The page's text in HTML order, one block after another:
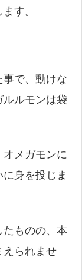
す。
事で、動けな
ルルモンは袋
メガモンに
身を投じま
ものの、本
えられませ